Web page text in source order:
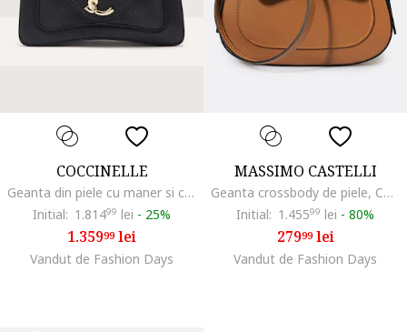
COCCINELLE
Geanta din piele cu maner si clapa C-Me, Negru
Initial: 1.81499 lei - 25%
1.35999lei
Vandut de Fashion Days
MASSIMO CASTELLI
Geanta crossbody de piele, Caramel
Initial: 1.45599 lei - 80%
27999lei
Vandut de Fashion Days